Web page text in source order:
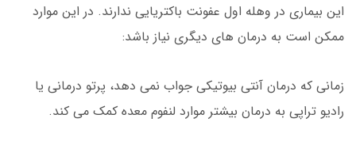
این بیماری در وهله اول عفونت باکتریایی ندارند. در این موارد
ممکن است به درمان های دیگری نیاز باشد:
زمانی که درمان آنتی بیوتیکی جواب نمی دهد، پرتو درمانی یا
رادیو تراپی به درمان بیشتر موارد لنفوم معده کمک می کند.